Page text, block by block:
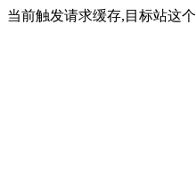
当前触发请求缓存,目标站这